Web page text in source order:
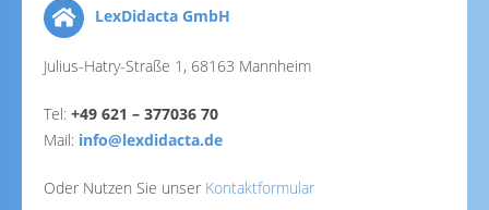
LexDidacta GmbH
Julius-Hatry-Straße 1, 68163 Mannheim
Tel: +49 621 – 377036 70
Mail: info@lexdidacta.de
Oder Nutzen Sie unser Kontaktformular